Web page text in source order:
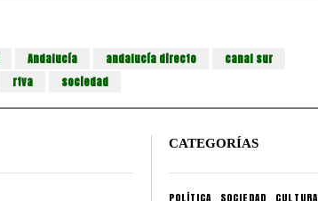
Andalucía andalucía directo
canal sur
rtva sociedad
CATEGORÍAS
POLÍTICA SOCIEDAD CULTURA